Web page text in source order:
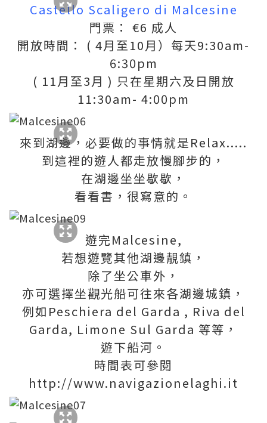
Castello Scaligero di Malcesine
門票： €6 成人
開放時間： ( 4月至10月）每天9:30am-
6:30pm
( 11月至3月 ) 只在星期六及日開放
11:30am- 4:00pm
來到湖邊，必要做的事情就是Relax.....
到這裡的遊人都走放慢腳步的，
在湖邊坐坐歇歇，
看看書，很寫意的。
遊完Malcesine,
若想遊覽其他湖邊靚鎮，
除了坐公車外，
亦可選擇坐觀光船可往來各湖邊城鎮，
例如Peschiera del Garda , Riva del
Garda, Limone Sul Garda 等等，
遊下船河。
時間表可參閱
http://www.navigazionelaghi.it